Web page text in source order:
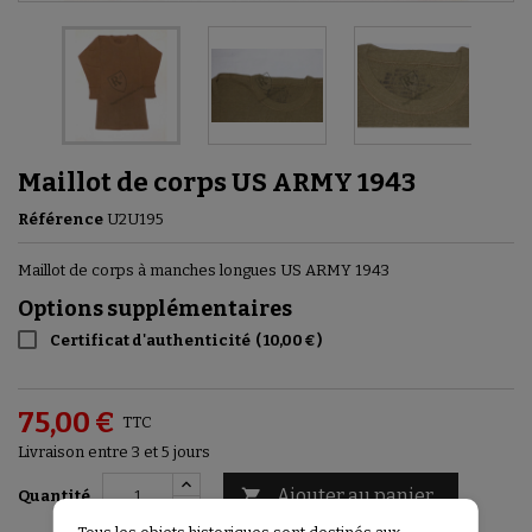
Maillot de corps US ARMY 1943
Référence U2U195
Maillot de corps à manches longues US ARMY 1943
Options supplémentaires
Certificat d'authenticité ( 10,00 €)
75,00 € TTC
Livraison entre 3 et 5 jours
Quantité  Ajouter au panier